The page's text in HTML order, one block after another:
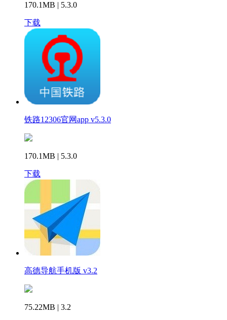
170.1MB | 5.3.0
下载
铁路12306官网app v5.3.0
170.1MB | 5.3.0
下载
高德导航手机版 v3.2
75.22MB | 3.2